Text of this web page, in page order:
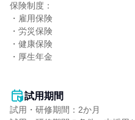
保険制度：
・雇用保険
・労災保険
・健康保険
・厚生年金
試用期間
試用・研修期間：2か月